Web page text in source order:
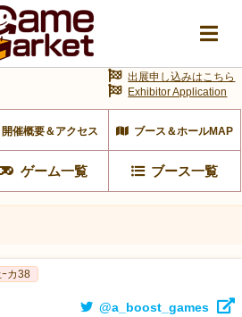
開催概要＆アクセス ブース＆ホールMAP
ゲーム一覧 ブース一覧
出展申し込みはこちら
Exhibitor Application
カ38
@a_boost_games